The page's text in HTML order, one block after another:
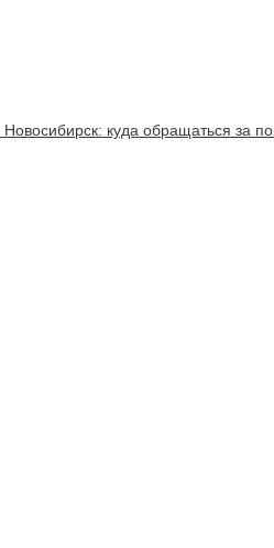
куда обращаться за